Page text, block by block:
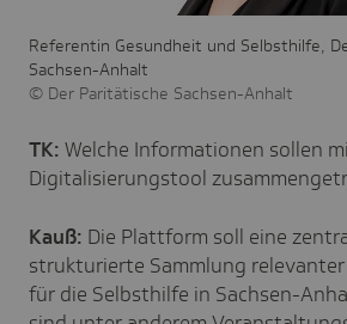
Referentin Gesundheit und Selbsthilfe, D
Sachsen-Anhalt
Der Paritätische Sachsen-Anhalt
TK: Welche Informationen sollen
Digitalisierungstool
Kauß: Die Plattform soll eine
strukturierte Sammlung
für die Selbsthilfe in Sachsen-